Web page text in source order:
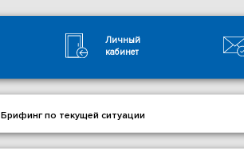
Личный
кабинет
Брифинг по текущей ситуации